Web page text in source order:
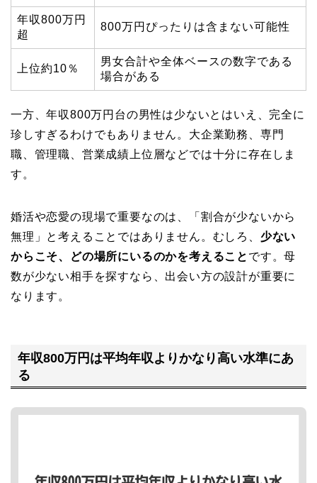
年収800万円
超
800万円ぴったりは含まない可能性
上位約10％
男女合計や全体ベースの数字である
場合がある
一方、年収800万円台の男性は少ないとはいえ、完全に
珍しすぎるわけでもありません。大企業勤務、専門
職、管理職、営業成績上位層などでは十分に存在しま
す。
婚活や恋愛の現場で重要なのは、「割合が少ないから
無理」と考えることではありません。むしろ、 少ない
からこそ、どの場所にいるのかを考えること です。母
数が少ない相手を探すなら、出会い方の設計が重要に
なります。
年収800万円は平均年収よりかなり高い水準にあ
る